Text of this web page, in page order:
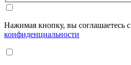
Нажимая кнопку, вы соглашаетесь с
конфиденциальности